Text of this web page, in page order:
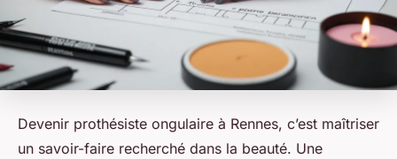
Devenir prothésiste ongulaire à Rennes, c’est maîtriser
un savoir-faire recherché dans la beauté. Une